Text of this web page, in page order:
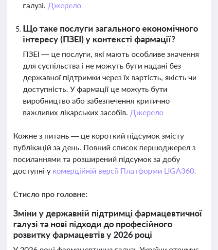
галузі. Джерело
Що таке послуги загального економічного
інтересу (ПЗЕІ) у контексті фармації?
ПЗЕІ — це послуги, які мають особливе значення
для суспільства і не можуть бути надані без
державної підтримки через їх вартість, якість чи
доступність. У фармації це можуть бути
виробництво або забезпечення критично
важливих лікарських засобів. Джерело
Кожне з питань — це короткий підсумок змісту
публікацій за день. Повний список першоджерел з
посиланнями та розширений підсумок за добу
доступні у комерційній версії Платформи LIGA360.
Стисло про головне:
Зміни у державній підтримці фармацевтичної
галузі та нові підходи до професійного
розвитку фармацевтів у 2026 році